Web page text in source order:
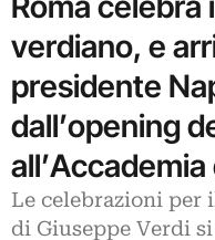
verdiano, e
presidente
dall’opening
Le celebrazioni per
di Giuseppe Verdi